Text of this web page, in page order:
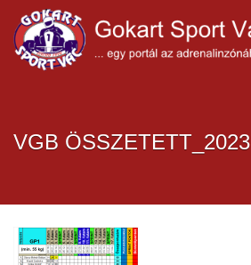
VGB ÖSSZETETT_2023